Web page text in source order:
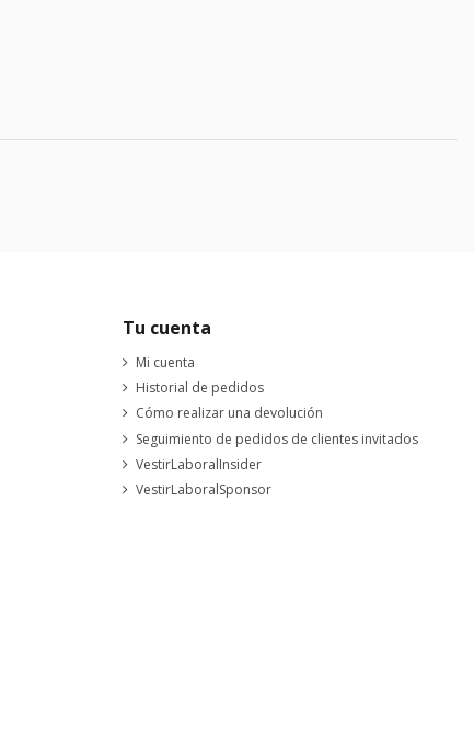
Tu cuenta
Mi cuenta
Historial de pedidos
Cómo realizar una devolución
Seguimiento de pedidos de clientes invitados
VestirLaboralInsider
VestirLaboralSponsor